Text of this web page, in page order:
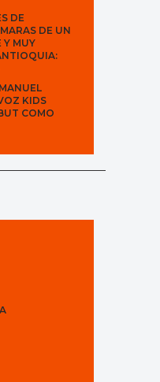
DE
DE UN
Y MUY
KIDS
COMO